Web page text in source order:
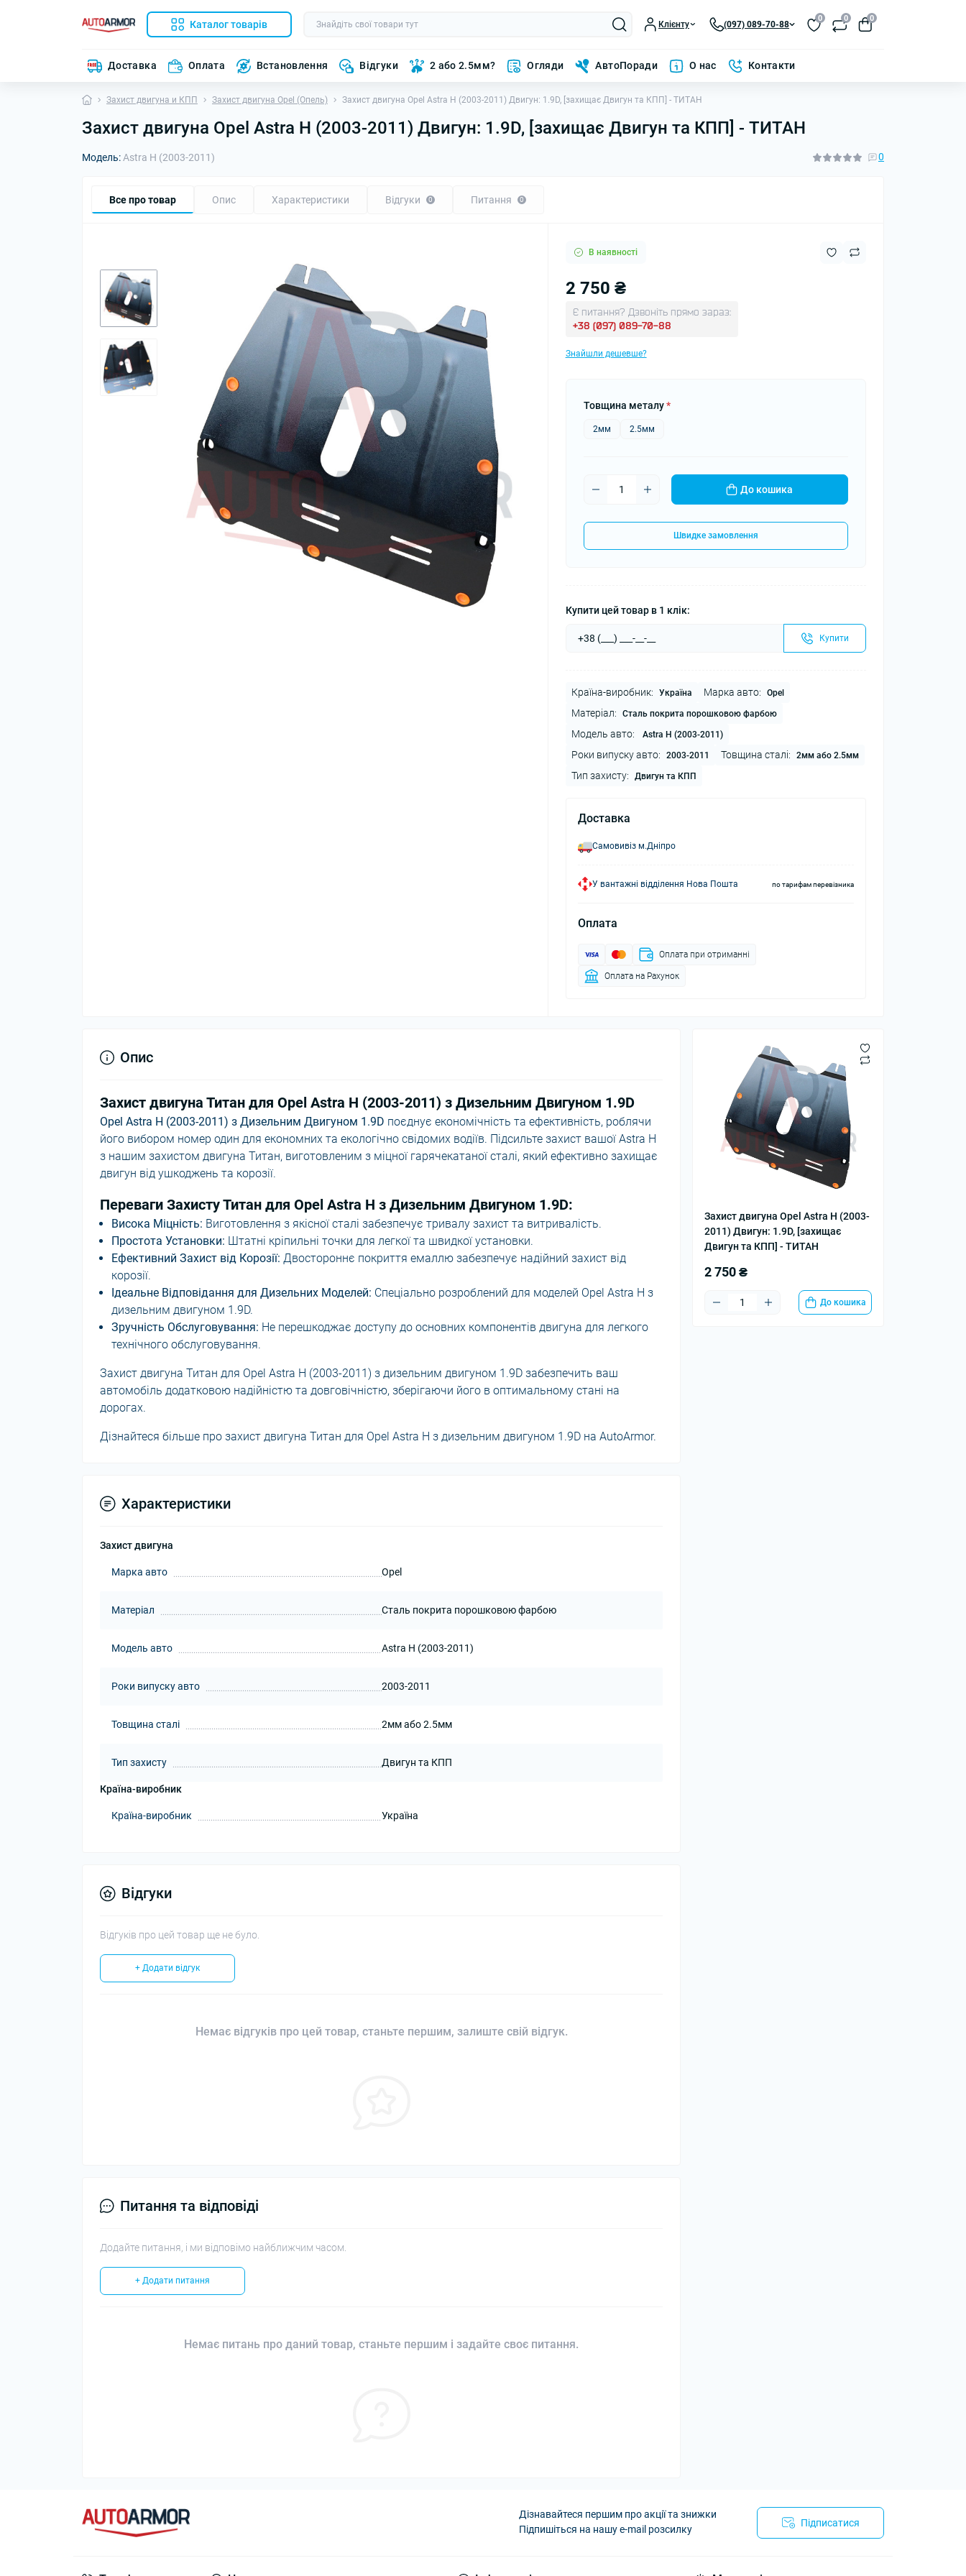
Каталог товарів Клієнту (097) 089-70-88
0 0 0
Доставка Оплата Встановлення Відгуки 2 або 2.5мм? Огляди АвтоПоради О нас Контакти
Захист двигуна и КПП Захист двигуна Opel (Опель) Захист двигуна Opel Astra H (2003-2011) Двигун: 1.9D, [захищає Двигун та КПП] - ТИТАН
Захист двигуна Opel Astra H (2003-2011) Двигун: 1.9D, [захищає Двигун та КПП] - ТИТАН
Модель: Astra H (2003-2011) 0
Все про товар Опис Характеристики Відгуки 0 Питання 0
В наявності
2 750 ₴
Є питання? Дзвоніть прямо зараз:
+38 (097) 089-70-88
Знайшли дешевше?
Товщина металу*
2мм 2.5мм
До кошика
Швидке замовлення
Купити цей товар в 1 клік:
Купити
Країна-виробник: Україна Марка авто: Opel
Матеріал: Сталь покрита порошковою фарбою
Модель авто: Astra H (2003-2011)
Роки випуску авто: 2003-2011 Товщина сталі: 2мм або 2.5мм
Тип захисту: Двигун та КПП
Доставка
Самовивіз м.Дніпро
У вантажні відділення Нова Пошта по тарифам перевізника
Оплата
Оплата при отриманні
Оплата на Рахунок
Захист двигуна Opel Astra H (2003-
2011) Двигун: 1.9D, [захищає
Двигун та КПП] - ТИТАН
2 750 ₴
До кошика
Опис
Захист двигуна Титан для Opel Astra H (2003-2011) з Дизельним Двигуном 1.9D
Opel Astra H (2003-2011) з Дизельним Двигуном 1.9D поєднує економічність та ефективність, роблячи
його вибором номер один для економних та екологічно свідомих водіїв. Підсильте захист вашої Astra H
з нашим захистом двигуна Титан, виготовленим з міцної гарячекатаної сталі, який ефективно захищає
двигун від ушкоджень та корозії.
Переваги Захисту Титан для Opel Astra H з Дизельним Двигуном 1.9D:
Висока Міцність: Виготовлення з якісної сталі забезпечує тривалу захист та витривалість.
Простота Установки: Штатні кріпильні точки для легкої та швидкої установки.
Ефективний Захист від Корозії: Двостороннє покриття емаллю забезпечує надійний захист від
корозії.
Ідеальне Відповідання для Дизельних Моделей: Спеціально розроблений для моделей Opel Astra H з
дизельним двигуном 1.9D.
Зручність Обслуговування: Не перешкоджає доступу до основних компонентів двигуна для легкого
технічного обслуговування.
Захист двигуна Титан для Opel Astra H (2003-2011) з дизельним двигуном 1.9D забезпечить ваш
автомобіль додатковою надійністю та довговічністю, зберігаючи його в оптимальному стані на
дорогах.
Дізнайтеся більше про захист двигуна Титан для Opel Astra H з дизельним двигуном 1.9D на AutoArmor.
Характеристики
Захист двигуна
Марка авто Opel
Матеріал Сталь покрита порошковою фарбою
Модель авто Astra H (2003-2011)
Роки випуску авто 2003-2011
Товщина сталі 2мм або 2.5мм
Тип захисту Двигун та КПП
Країна-виробник
Країна-виробник Україна
Відгуки
Відгуків про цей товар ще не було.
+ Додати відгук
Немає відгуків про цей товар, станьте першим, залиште свій відгук.
Питання та відповіді
Додайте питання, і ми відповімо найближчим часом.
+ Додати питання
Немає питань про даний товар, станьте першим і задайте своє питання.
Дізнавайтеся першим про акції та знижки
Підпишіться на нашу e-mail розсилку
Підписатися